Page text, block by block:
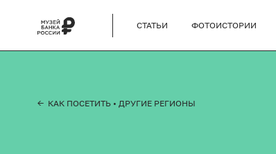
СТАТЬИ ФОТОИСТОРИИ
← КАК ПОСЕТИТЬ • ДРУГИЕ РЕГИОНЫ